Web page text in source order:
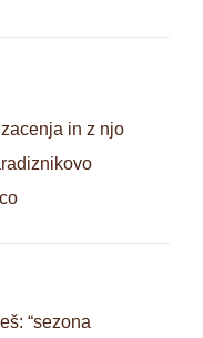
in z njo
“sezona